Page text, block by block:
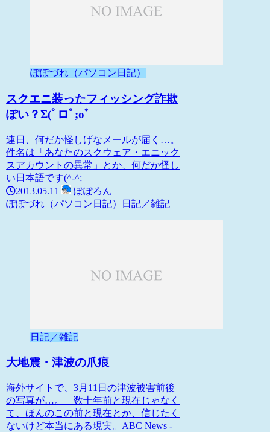
ぽぽづれ（パソコン日記）
スクエニ装ったフィッシング詐欺
ぽい？Σ(ﾟロﾟ;oﾞ
連日、何だか怪しげなメールが届く…。
件名は「あなたのスクウェア・エニック
スアカウントの異常」とか、何だか怪し
い日本語です(^-^;
2013.05.11
ぽぽろん
ぽぽづれ（パソコン日記）
日記／雑記
日記／雑記
大地震・津波の爪痕
海外サイトで、3月11日の津波被害前後
の写真が…。 数十年前と現在じゃなく
て、ほんのこの前と現在とか、信じたく
ないけど本当にある現実。ABC News -